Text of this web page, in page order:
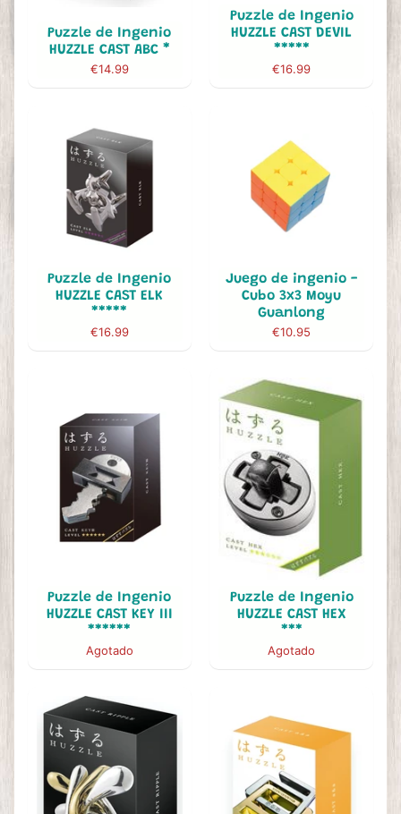
Puzzle de Ingenio
HUZZLE CAST ABC *
€14.99
Puzzle de Ingenio
HUZZLE CAST DEVIL
*****
€16.99
Puzzle de Ingenio
HUZZLE CAST ELK
*****
€16.99
Juego de ingenio -
Cubo 3x3 Moyu
Guanlong
€10.95
Puzzle de Ingenio
HUZZLE CAST KEY III
******
Agotado
Puzzle de Ingenio
HUZZLE CAST HEX
***
Agotado